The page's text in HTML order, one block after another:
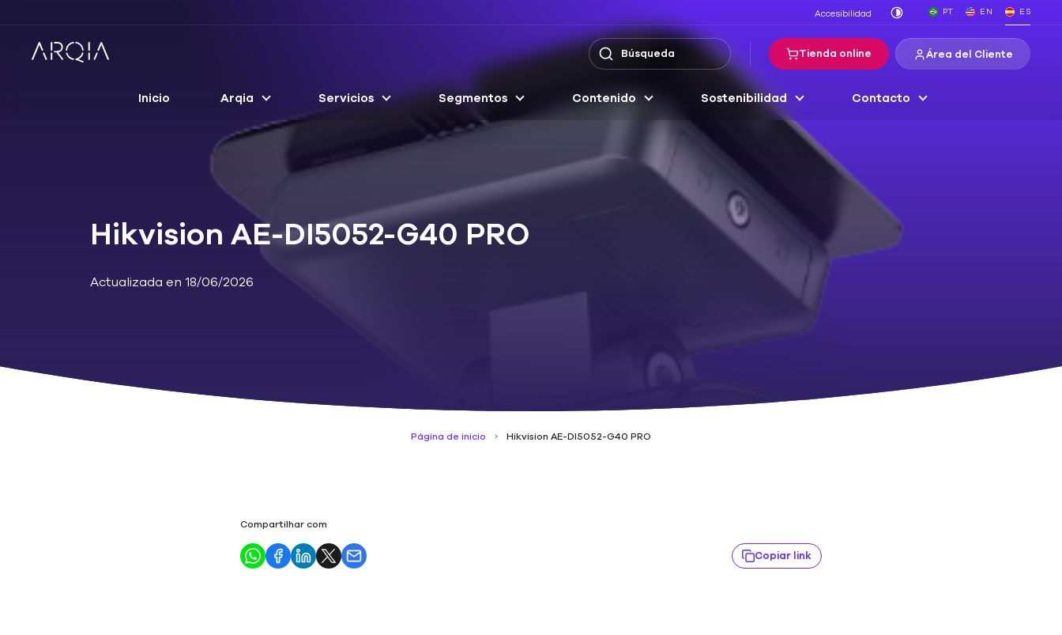
Accesibilidad PT EN ES
Tienda online Área del Cliente
Inicio Arqia Servicios Segmentos Contenido Sostenibilidad Contacto
Hikvision AE-DI5052-G40 PRO
Actualizada en 18/06/2026
Página de inicio Hikvision AE-DI5052-G40 PRO
Compartilhar com
Copiar link